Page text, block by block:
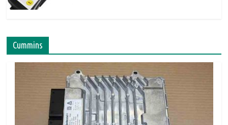
Cummins